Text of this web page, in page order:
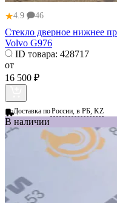
★4.9 46
Стекло дверное нижнее
Volvo G976
ID товара: 428717
от
16 500 ₽
Доставка поРоссии, в РБ, KZ
В наличии